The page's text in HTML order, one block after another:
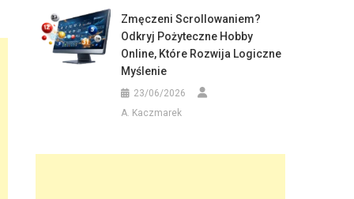
Zmęczeni Scrollowaniem?
Odkryj Pożyteczne Hobby
Online, Które Rozwija Logiczne
Myślenie
23/06/2026
A. Kaczmarek